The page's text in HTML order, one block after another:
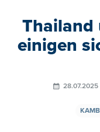
Thailand
einigen
28.07.2025